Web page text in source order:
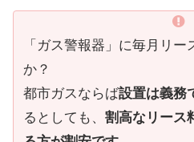
「ガス警報器」に毎月リ
か？
都市ガスならば設置は義務
るとしても、 割高なリース